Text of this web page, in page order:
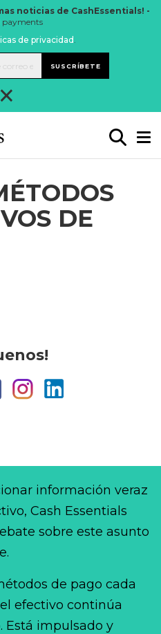
noticias de CashEssentials! -
payments
de privacidad .
SUSCRÍBETE
×
DE
información veraz
Cash Essentials
sobre este asunto
de pago cada
efectivo continúa
Está impulsado y